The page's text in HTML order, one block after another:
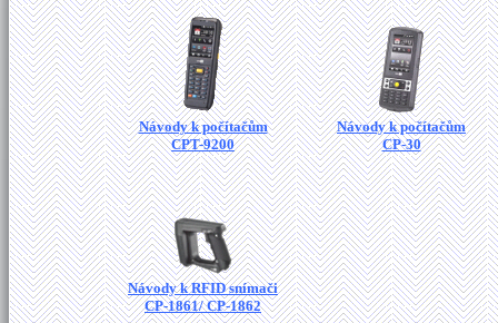
Návody k počítačům
CPT-9200
Návody k počítačům
CP-30
Návody k RFID snímači
CP-1861/ CP-1862